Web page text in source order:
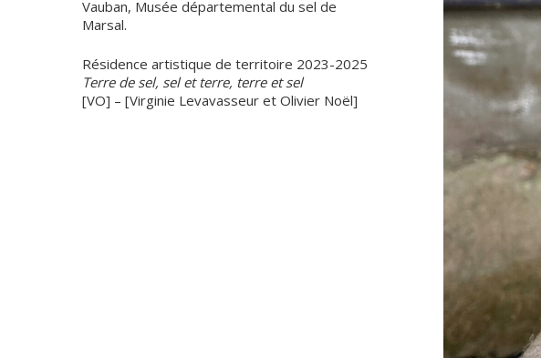
Vauban, Musée départemental du sel de
Marsal.
Résidence artistique de territoire 2023-2025
Terre de sel, sel et terre, terre et sel
[VO] – [Virginie Levavasseur et Olivier Noël]